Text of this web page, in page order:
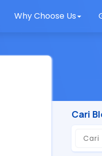
Why Choose Us
Cari